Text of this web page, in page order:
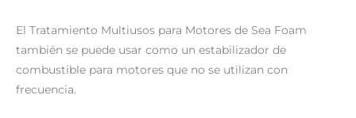
El Tratamiento Multiusos para Motores de Sea Foam
también se puede usar como un estabilizador de
combustible para motores que no se utilizan con
frecuencia.